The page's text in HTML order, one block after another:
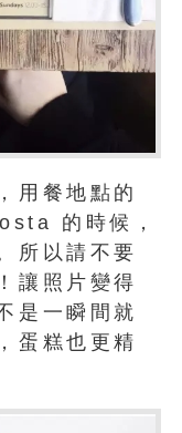
用餐地點的
的時候，
所以請不要
讓照片變得
是一瞬間就
蛋糕也更精